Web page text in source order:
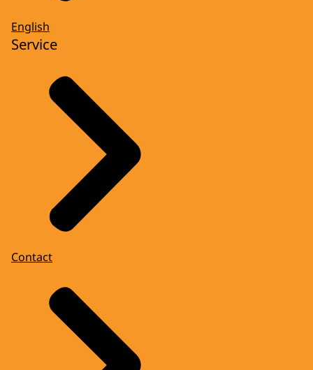
English
Service
Contact